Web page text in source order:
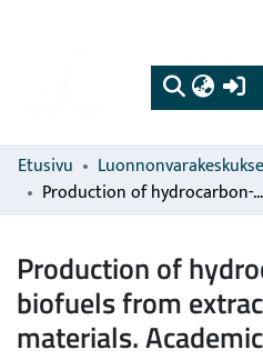
Etusivu
Production of hydrocarbon-rich biofuels from extractives-derived materials. Academic dissertation
Production of
biofuels from
materials.